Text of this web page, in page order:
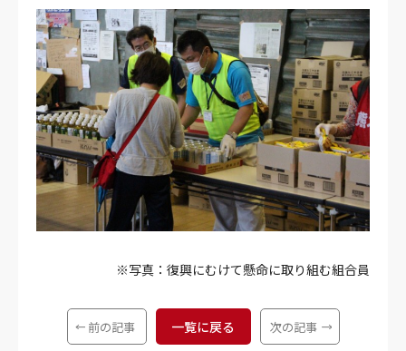
※写真：復興にむけて懸命に取り組む組合員
前の記事 一覧に戻る 次の記事